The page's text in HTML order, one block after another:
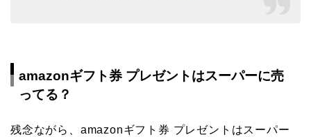
amazonギフト券 プレゼントはスーパーに売
ってる？
残念ながら、amazonギフト券 プレゼントはスーパー